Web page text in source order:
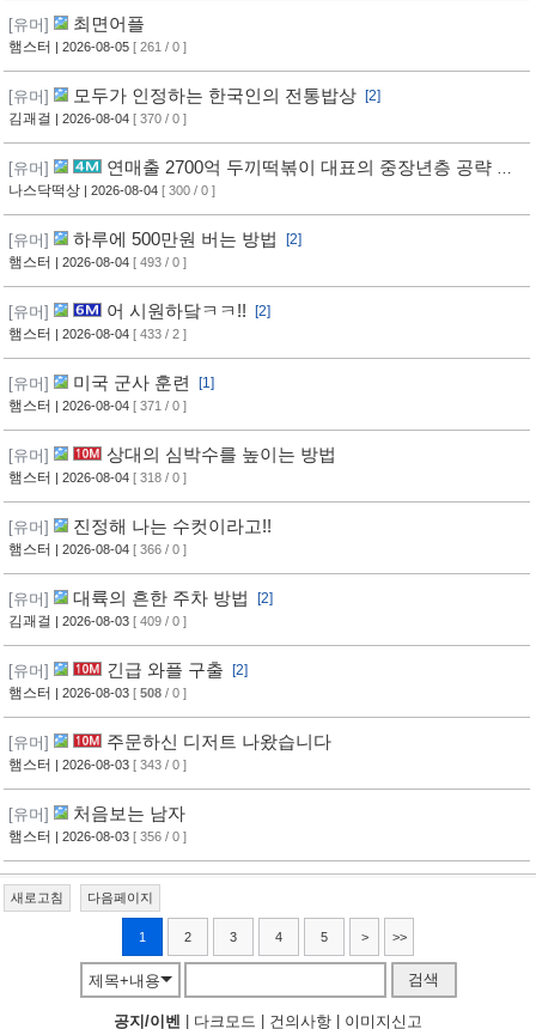
[유머] 최면어플
햄스터 | 2026-08-05 [ 261 / 0 ]
[유머] 모두가 인정하는 한국인의 전통밥상 [2]
김괘걸 | 2026-08-04 [ 370 / 0 ]
[유머]
연매출 2700억 두끼떡볶이 대표의 중장년층 공략 방
법
나스닥떡상 | 2026-08-04 [ 300 / 0 ]
[유머] 하루에 500만원 버는 방법
[2]
햄스터 | 2026-08-04 [ 493 / 0 ]
[유머] 어 시원하닼ㅋㅋ!! [2]
햄스터 | 2026-08-04 [ 433 / 2 ]
[유머] 미국 군사 훈련
[1]
햄스터 | 2026-08-04 [ 371 / 0 ]
[유머] 상대의 심박수를 높이는 방법
햄스터 | 2026-08-04 [ 318 / 0 ]
[유머] 진정해 나는 수컷이라고!!
햄스터 | 2026-08-04 [ 366 / 0 ]
[유머] 대륙의 흔한 주차 방법
[2]
김괘걸 | 2026-08-03 [ 409 / 0 ]
[유머] 긴급 와플 구출 [2]
햄스터 | 2026-08-03 [ 508 / 0 ]
[유머] 주문하신 디저트 나왔습니다
햄스터 | 2026-08-03 [ 343 / 0 ]
[유머] 처음보는 남자
햄스터 | 2026-08-03 [ 356 / 0 ]
새로고침 다음페이지
1 2 3 4 5 > >>
제목+내용 검색
공지/이벤 | 다크모드 | 건의사항 | 이미지신고